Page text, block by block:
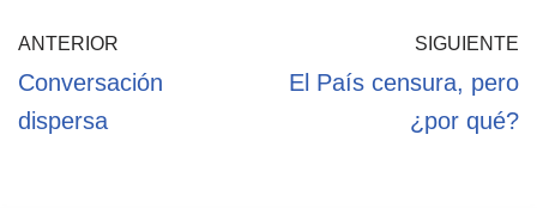
ANTERIOR
Conversación
dispersa
SIGUIENTE
El País censura, pero
¿por qué?